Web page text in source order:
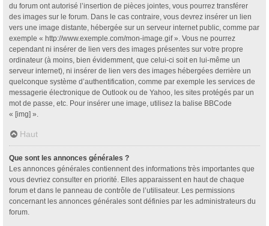
du forum ont autorisé l’insertion de pièces jointes, vous pourrez transférer
des images sur le forum. Dans le cas contraire, vous devrez insérer un lien
vers une image distante, hébergée sur un serveur internet public, comme par
exemple « http://www.exemple.com/mon-image.gif ». Vous ne pourrez
cependant ni insérer de lien vers des images présentes sur votre propre
ordinateur (à moins, bien évidemment, que celui-ci soit en lui-même un
serveur internet), ni insérer de lien vers des images hébergées derrière un
quelconque système d’authentification, comme par exemple les services de
messagerie électronique de Outlook ou de Yahoo, les sites protégés par un
mot de passe, etc. Pour insérer une image, utilisez la balise BBCode
« [img] ».
Haut
Que sont les annonces générales ?
Les annonces générales contiennent des informations très importantes que
vous devriez consulter en priorité. Elles apparaissent en haut de chaque
forum et dans le panneau de contrôle de l’utilisateur. Les permissions
concernant les annonces générales sont définies par les administrateurs du
forum.